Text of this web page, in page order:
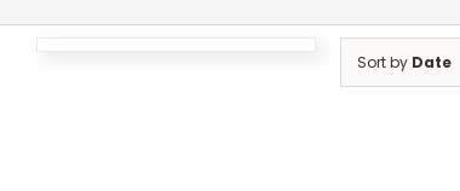
Sort by Date